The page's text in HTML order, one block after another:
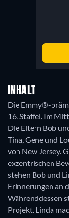
INHALT
Die Emmy®-
16. Staffel. Im
Die Eltern Bob
Tina, Gene und
von New Jersey.
exzentrischen
stehen Bob und
Erinnerungen an
Währenddessen
Projekt. Linda